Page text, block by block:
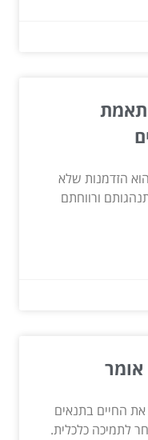
הזדמנות שלא
ורווחתם
את החיים בתנאים
לתמיכה כלכלית.